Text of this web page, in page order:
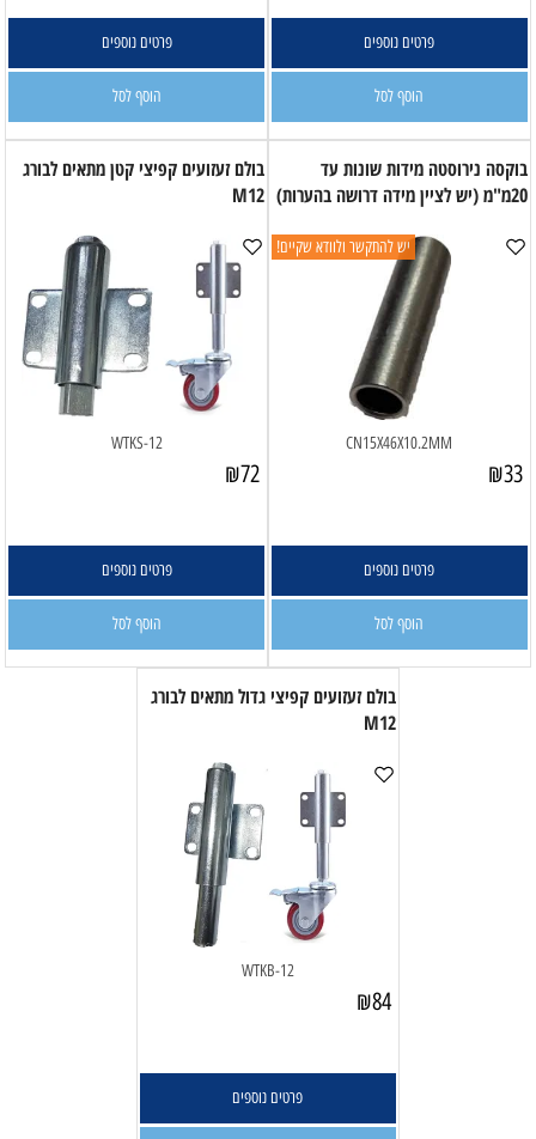
פרטים נוספים
הוסף לסל
פרטים נוספים
הוסף לסל
בוקסה נירוסטה מידות שונות עד
20מ"מ (יש לציין מידה דרושה בהערות)
יש להתקשר ולוודא שקיים!
CN15X46X10.2MM
₪33
פרטים נוספים
הוסף לסל
בולם זעזועים קפיצי קטן מתאים לבורג
M12
WTKS-12
₪72
פרטים נוספים
הוסף לסל
בולם זעזועים קפיצי גדול מתאים לבורג
M12
WTKB-12
₪84
פרטים נוספים